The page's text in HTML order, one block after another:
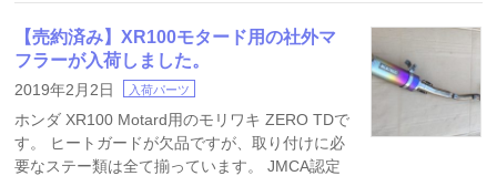
【売約済み】XR100モタード用の社外マ
フラーが入荷しました。
2019年2月2日 入荷パーツ
ホンダ XR100 Motard用のモリワキ ZERO TDで
す。 ヒートガードが欠品ですが、取り付けに必
要なステー類は全て揃っています。 JMCA認定